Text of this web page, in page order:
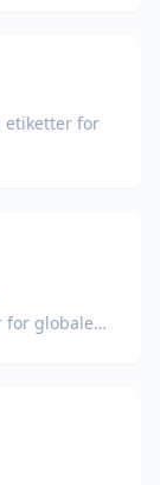
etiketter for
for globale